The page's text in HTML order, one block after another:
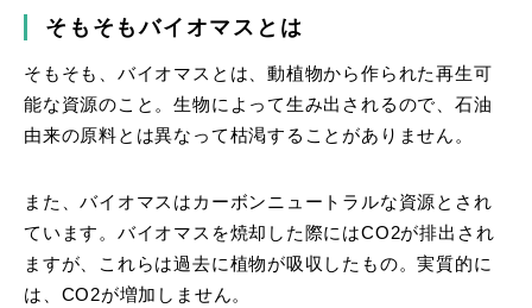
そもそもバイオマスとは
そもそも、バイオマスとは、動植物から作られた再生可
能な資源のこと。生物によって生み出されるので、石油
由来の原料とは異なって枯渇することがありません。
また、バイオマスはカーボンニュートラルな資源とされ
ています。バイオマスを焼却した際にはCO2が排出され
ますが、これらは過去に植物が吸収したもの。実質的に
は、CO2が増加しません。